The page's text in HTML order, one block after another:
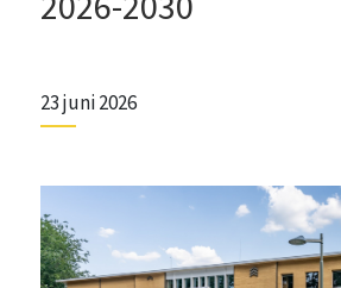
23 juni 2026